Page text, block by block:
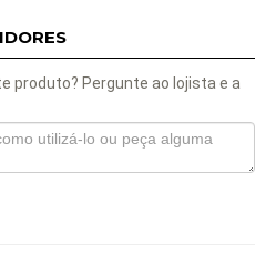
produto? Pergunte ao lojista e a